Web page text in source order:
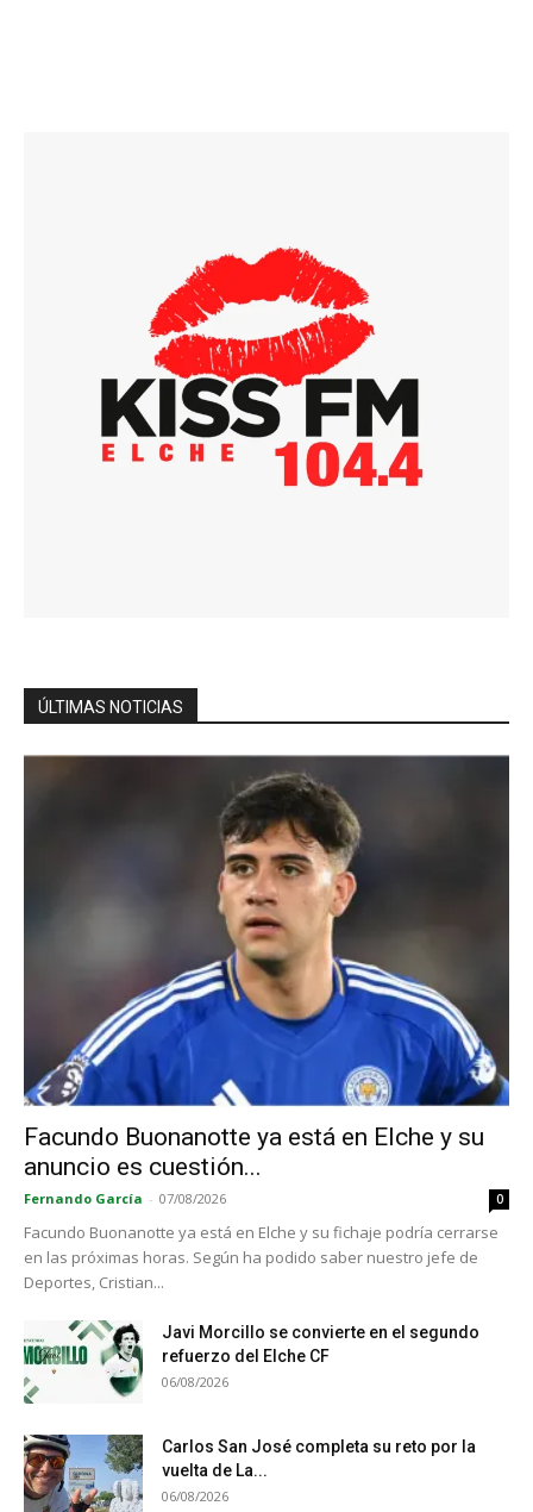
ÚLTIMAS NOTICIAS
Facundo Buonanotte ya está en Elche y su
anuncio es cuestión...
Fernando García - 07/08/2026 0
Facundo Buonanotte ya está en Elche y su fichaje podría cerrarse
en las próximas horas. Según ha podido saber nuestro jefe de
Deportes, Cristian...
Javi Morcillo se convierte en el segundo
refuerzo del Elche CF
06/08/2026
Carlos San José completa su reto por la
vuelta de La...
06/08/2026